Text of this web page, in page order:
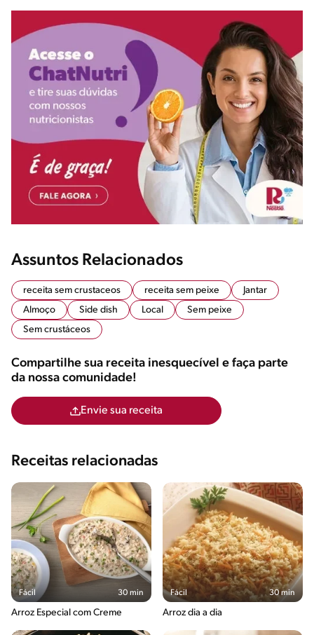
Assuntos Relacionados
receita sem crustaceos receita sem peixe
Jantar
Almoço
Side dish Local
Sem peixe
Sem crustáceos
Compartilhe sua receita inesquecível e faça parte
da nossa comunidade!
Envie sua receita
Receitas relacionadas
Fácil 30 min
Arroz Especial com Creme
Fácil 30 min
Arroz dia a dia